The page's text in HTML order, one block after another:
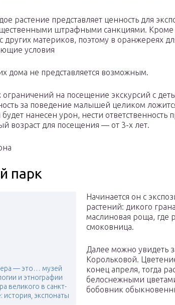
растение представляет ценность для
штрафными санкциями. Кроме
других материков, поэтому в оранжереях
условия
дома не представляется возможным.
ограничений на посещение экскурсий с
за поведение малышей целиком
будет нанесен урон, нести
возраст для посещения — от 3-х лет.
парк
— это… музей
и этнографии
великого в санкт-
история, экспонаты
Начинается он с
растений: дикого
маслиновая роща, где
смоковница.
Далее можно увидеть
Корольковой.
конец апреля, тогда
белоснежными
бобовник